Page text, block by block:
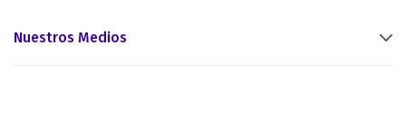
Nuestros Medios